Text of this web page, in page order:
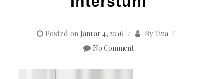
Posted on Januar 4, 2016 By Tina
No Comment